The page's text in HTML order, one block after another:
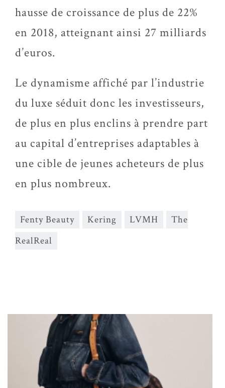
hausse de croissance de plus de 22%
en 2018, atteignant ainsi 27 milliards
d’euros.
Le dynamisme affiché par l’industrie
du luxe séduit donc les investisseurs,
de plus en plus enclins à prendre part
au capital d’entreprises adaptables à
une cible de jeunes acheteurs de plus
en plus nombreux.
Fenty Beauty Kering LVMH
The
RealReal